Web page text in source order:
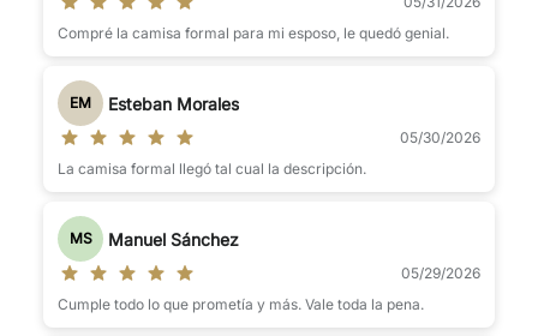
Compré la camisa formal para mi esposo, le quedó genial.
EM Esteban Morales
05/30/2026
La camisa formal llegó tal cual la descripción.
MS Manuel Sánchez
05/29/2026
Cumple todo lo que prometía y más. Vale toda la pena.